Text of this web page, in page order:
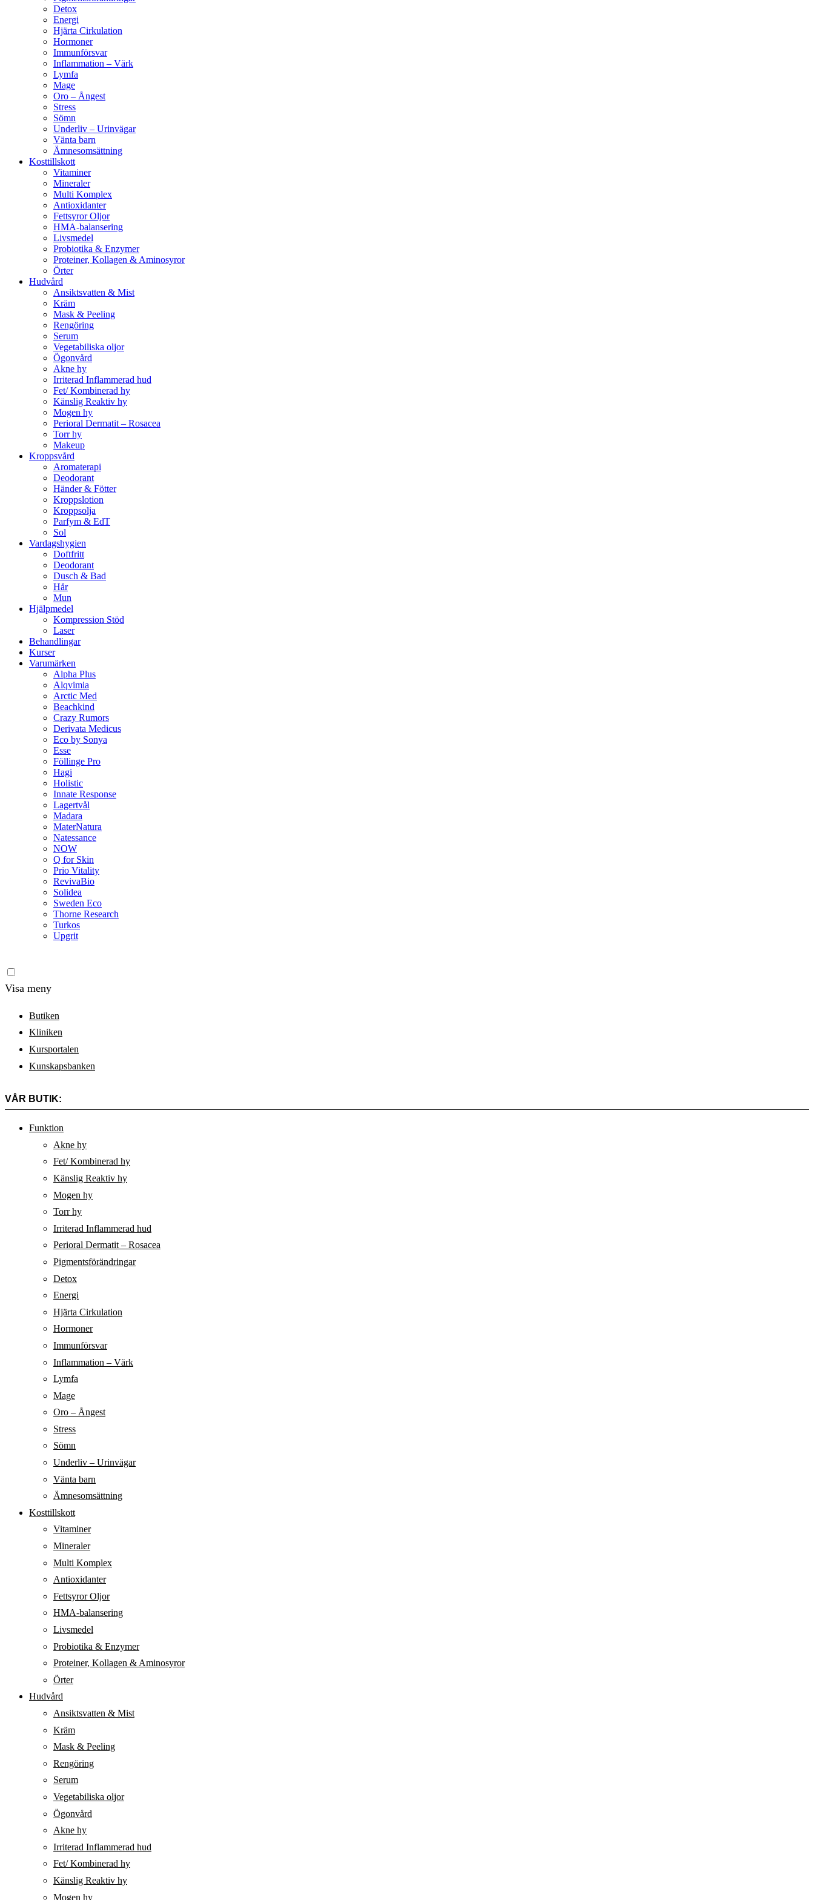
Detox
Energi
Hjärta Cirkulation
Hormoner
Immunförsvar
Inflammation – Värk
Lymfa
Mage
Oro – Ångest
Stress
Sömn
Underliv – Urinvägar
Vänta barn
Ämnesomsättning
Kosttillskott
Vitaminer
Mineraler
Multi Komplex
Antioxidanter
Fettsyror Oljor
HMA-balansering
Livsmedel
Probiotika & Enzymer
Proteiner, Kollagen & Aminosyror
Örter
Hudvård
Ansiktsvatten & Mist
Kräm
Mask & Peeling
Rengöring
Serum
Vegetabiliska oljor
Ögonvård
Akne hy
Irriterad Inflammerad hud
Fet/ Kombinerad hy
Känslig Reaktiv hy
Mogen hy
Perioral Dermatit – Rosacea
Torr hy
Makeup
Kroppsvård
Aromaterapi
Deodorant
Händer & Fötter
Kroppslotion
Kroppsolja
Parfym & EdT
Sol
Vardagshygien
Doftfritt
Deodorant
Dusch & Bad
Hår
Mun
Hjälpmedel
Kompression Stöd
Laser
Behandlingar
Kurser
Varumärken
Alpha Plus
Alqvimia
Arctic Med
Beachkind
Crazy Rumors
Derivata Medicus
Eco by Sonya
Esse
Föllinge Pro
Hagi
Holistic
Innate Response
Lagertvål
Madara
MaterNatura
Natessance
NOW
Q for Skin
Prio Vitality
RevivaBio
Solidea
Sweden Eco
Thorne Research
Turkos
Upgrit
Visa meny
Butiken
Kliniken
Kursportalen
Kunskapsbanken
VÅR BUTIK:
Funktion
Akne hy
Fet/ Kombinerad hy
Känslig Reaktiv hy
Mogen hy
Torr hy
Irriterad Inflammerad hud
Perioral Dermatit – Rosacea
Pigmentsförändringar
Detox
Energi
Hjärta Cirkulation
Hormoner
Immunförsvar
Inflammation – Värk
Lymfa
Mage
Oro – Ångest
Stress
Sömn
Underliv – Urinvägar
Vänta barn
Ämnesomsättning
Kosttillskott
Vitaminer
Mineraler
Multi Komplex
Antioxidanter
Fettsyror Oljor
HMA-balansering
Livsmedel
Probiotika & Enzymer
Proteiner, Kollagen & Aminosyror
Örter
Hudvård
Ansiktsvatten & Mist
Kräm
Mask & Peeling
Rengöring
Serum
Vegetabiliska oljor
Ögonvård
Akne hy
Irriterad Inflammerad hud
Fet/ Kombinerad hy
Känslig Reaktiv hy
Mogen hy